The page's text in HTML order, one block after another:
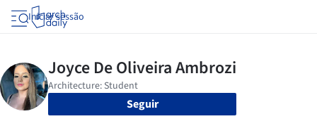
Iniciar sessão
Seguir